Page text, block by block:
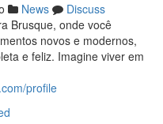
News
Discuss
Brusque, onde você
novos e modernos,
e feliz. Imagine viver em
profile